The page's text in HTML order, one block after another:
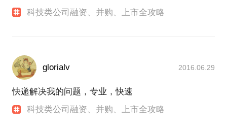
科技类公司融资、并购、上市全攻略
glorialv 2016.06.29
快递解决我的问题，专业，快速
科技类公司融资、并购、上市全攻略